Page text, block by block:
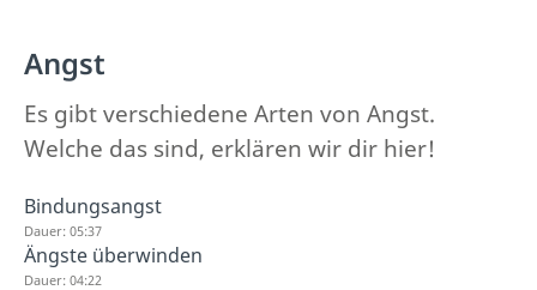
Angst
Es gibt verschiedene Arten von Angst.
Welche das sind, erklären wir dir hier!
Bindungsangst
Dauer: 05:37
Ängste überwinden
Dauer: 04:22